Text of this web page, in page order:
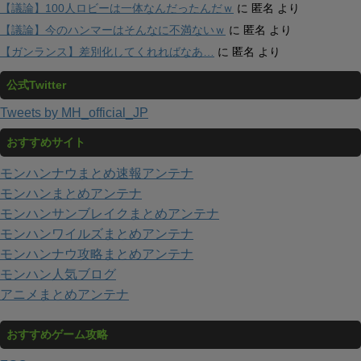
【議論】100人ロビーは一体なんだったんだｗ に 匿名 より
【議論】今のハンマーはそんなに不満ないｗ に 匿名 より
【ガンランス】差別化してくれればなあ…
に 匿名 より
公式Twitter
Tweets by MH_official_JP
おすすめサイト
モンハンナウまとめ速報アンテナ
モンハンまとめアンテナ
モンハンサンブレイクまとめアンテナ
モンハンワイルズまとめアンテナ
モンハンナウ攻略まとめアンテナ
モンハン人気ブログ
アニメまとめアンテナ
おすすめゲーム攻略